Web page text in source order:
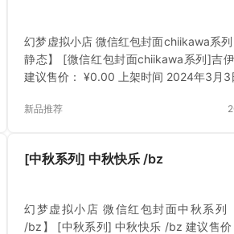
幻梦虚拟小店 微信红包封面chiikawa系
静态】 [微信红包封面chiikawa系列]吉
建议售价： ¥0.00 上架时间 2024年3月3
新品推荐
[中秋系列] 中秋快乐 /bz
幻梦虚拟小店 微信红包封面中秋系列
/bz】 [中秋系列] 中秋快乐 /bz 建议售